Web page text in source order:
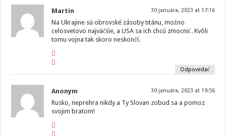
Martin 30 januára, 2023 at 17:16
Na Ukrajine sú obrovské zásoby titánu, možno
celosvetovo najväčšie, a USA sa ich chcú zmocniť. Kvôli
tomu vojna tak skoro neskončí.
Odpovedať
Anonym 30 januára, 2023 at 19:56
Rusko, neprehra nikdy a Ty Slovan zobud sa a pomoz
svojim bratom!